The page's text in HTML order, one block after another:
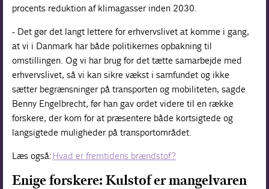
procents reduktion af klimagasser inden 2030.
- Det gør det langt lettere for erhvervslivet at komme i gang,
at vi i Danmark har både politikernes opbakning til
omstillingen. Og vi har brug for det tætte samarbejde med
erhvervslivet, så vi kan sikre vækst i samfundet og ikke
sætter begrænsninger på transporten og mobiliteten, sagde
Benny Engelbrecht, før han gav ordet videre til en række
forskere, der kom for at præsentere både kortsigtede og
langsigtede muligheder på transportområdet.
Læs også:Hvad er fremtidens brændstof?
Enige forskere: Kulstof er mangelvaren